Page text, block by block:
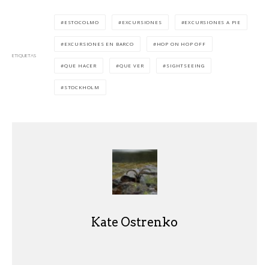
ETIQUETAS
ESTOCOLMO EXCURSIONES EXCURSIONES A PIE
EXCURSIONES EN BARCO HOP ON HOP OFF
QUE HACER QUE VER SIGHTSEEING
STOCKHOLM
Kate Ostrenko